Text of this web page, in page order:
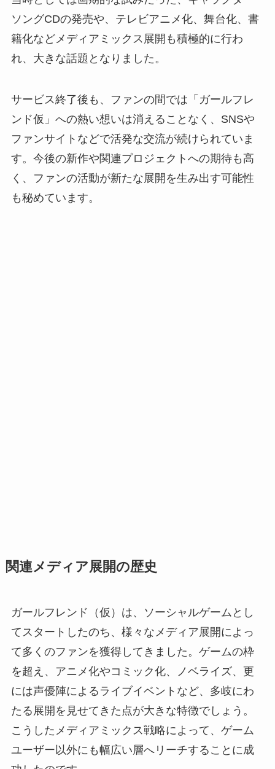
ソングCDの発売や、テレビアニメ化、舞台化、書
籍化などメディアミックス展開も積極的に行わ
れ、大きな話題となりました。
サービス終了後も、ファンの間では「ガールフレ
ンド仮」への熱い想いは消えることなく、SNSや
ファンサイトなどで活発な交流が続けられていま
す。今後の新作や関連プロジェクトへの期待も高
く、ファンの活動が新たな展開を生み出す可能性
も秘めています。
関連メディア展開の歴史
ガールフレンド（仮）は、ソーシャルゲームとし
てスタートしたのち、様々なメディア展開によっ
て多くのファンを獲得してきました。ゲームの枠
を超え、アニメ化やコミック化、ノベライズ、更
には声優陣によるライブイベントなど、多岐にわ
たる展開を見せてきた点が大きな特徴でしょう。
こうしたメディアミックス戦略によって、ゲーム
ユーザー以外にも幅広い層へリーチすることに成